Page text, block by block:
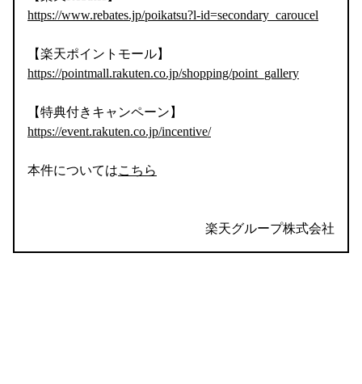
https://www.rebates.jp/poikatsu?l-id=secondary_caroucel
【楽天ポイントモール】
https://pointmall.rakuten.co.jp/shopping/point_gallery
【特典付きキャンペーン】
https://event.rakuten.co.jp/incentive/
本件についてはこちら
楽天グループ株式会社